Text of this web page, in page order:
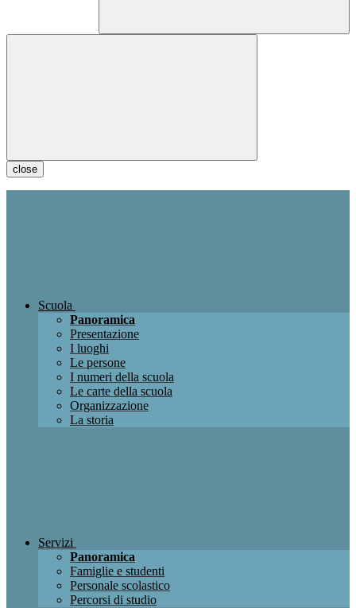
close
Scuola
Panoramica
Presentazione
I luoghi
Le persone
I numeri della scuola
Le carte della scuola
Organizzazione
La storia
Servizi
Panoramica
Famiglie e studenti
Personale scolastico
Percorsi di studio